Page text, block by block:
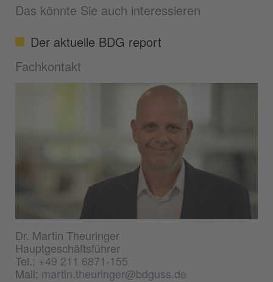
Das könnte Sie auch interessieren
Der aktuelle BDG report
Fachkontakt
Dr. Martin Theuringer
Hauptgeschäftsführer
Tel.:+49 211 6871-155
Mail: martin.theuringer@bdguss.de